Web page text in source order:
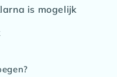
is mogelijk